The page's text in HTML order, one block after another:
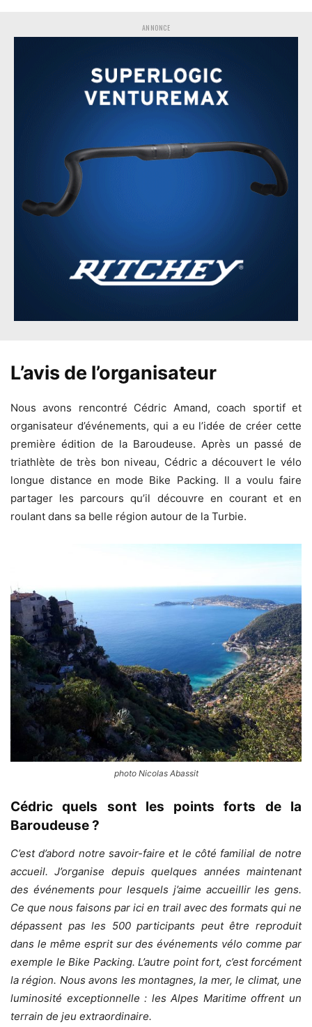
ANNONCE
L’avis de l’organisateur
Nous avons rencontré Cédric Amand, coach sportif et
organisateur d’événements, qui a eu l’idée de créer cette
première édition de la Baroudeuse. Après un passé de
triathlète de très bon niveau, Cédric a découvert le vélo
longue distance en mode Bike Packing. Il a voulu faire
partager les parcours qu’il découvre en courant et en
roulant dans sa belle région autour de la Turbie.
photo Nicolas Abassit
Cédric quels sont les points forts de la
Baroudeuse ?
C’est d’abord notre savoir-faire et le côté familial de notre
accueil. J’organise depuis quelques années maintenant
des événements pour lesquels j’aime accueillir les gens.
Ce que nous faisons par ici en trail avec des formats qui ne
dépassent pas les 500 participants peut être reproduit
dans le même esprit sur des événements vélo comme par
exemple le Bike Packing. L’autre point fort, c’est forcément
la région. Nous avons les montagnes, la mer, le climat, une
luminosité exceptionnelle : les Alpes Maritime offrent un
terrain de jeu extraordinaire.